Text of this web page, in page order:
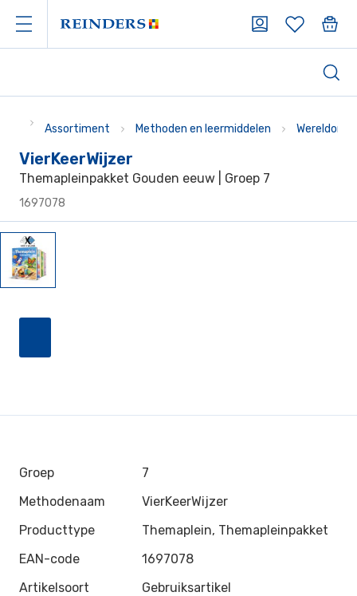
Assortiment Methoden en leermiddelen
VierKeerWijzer
Themapleinpakket Gouden eeuw | Groep 7
1697078
Groep
7
Methodenaam
VierKeerWijzer
Producttype
Themaplein, Themapleinpakket
EAN-code
1697078
Artikelsoort
Gebruiksartikel